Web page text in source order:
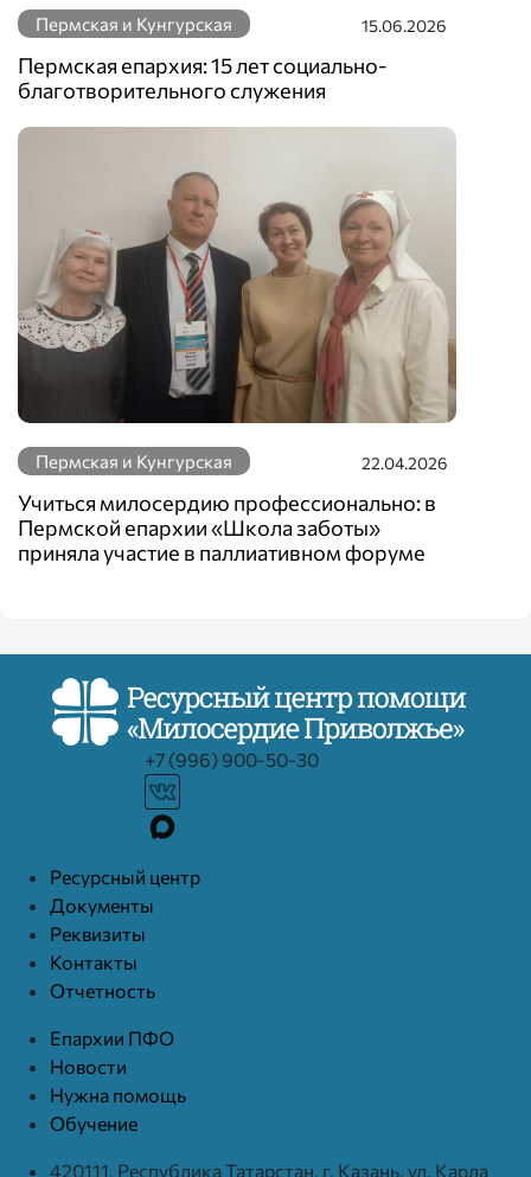
Пермская и Кунгурская 15.06.2026
Пермская епархия: 15 лет социально-
благотворительного служения
Пермская и Кунгурская 22.04.2026
Учиться милосердию профессионально: в
Пермской епархии «Школа заботы»
приняла участие в паллиативном форуме
+7 (996) 900-50-30
Ресурcный центр
Документы
Реквизиты
Контакты
Отчетность
Епархии ПФО
Новости
Нужна помощь
Обучение
420111, Республика Татарстан, г. Казань, ул. Карла